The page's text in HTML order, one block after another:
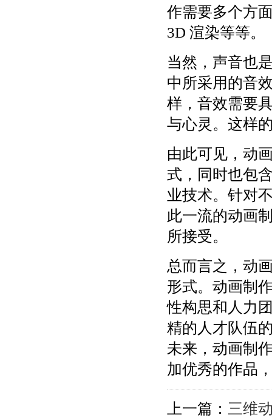
作需要多个方
3D 渲染等等。
当然，声音也
中所采用的音
样，音效需要
与心灵。这样
由此可见，动
式，同时也包
业技术。针对
此一流的动画
所接受。
总而言之，动
形式。动画制
性构思和人力
精的人才队伍
未来，动画制
加优秀的作品
上一篇： 三维